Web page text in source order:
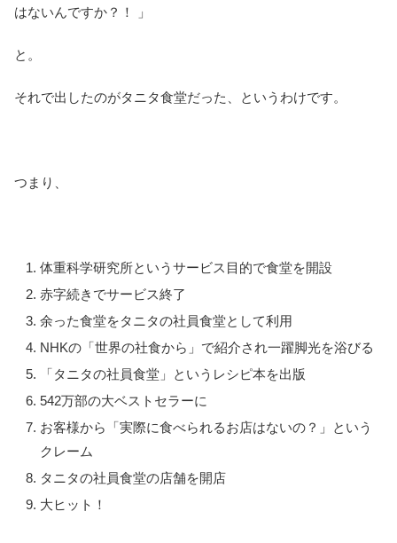
はないんですか？！ 」
と。
それで出したのがタニタ食堂だった、というわけです。
つまり、
体重科学研究所というサービス目的で食堂を開設
赤字続きでサービス終了
余った食堂をタニタの社員食堂として利用
NHKの「世界の社食から」で紹介され一躍脚光を浴びる
「タニタの社員食堂」というレシピ本を出版
542万部の大ベストセラーに
お客様から「実際に食べられるお店はないの？」という
クレーム
タニタの社員食堂の店舗を開店
大ヒット！